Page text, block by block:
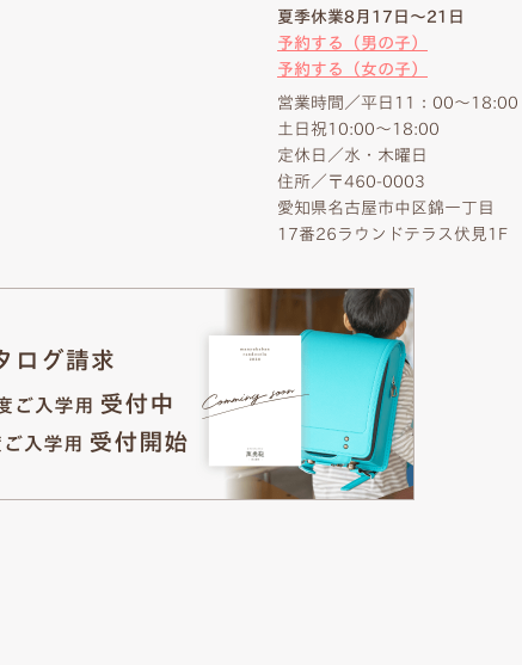
夏季休業8月17日～21日
予約する（男の子）
予約する（女の子）
営業時間／平日11：00～18:00
土日祝10:00～18:00
定休日／水・木曜日
住所／〒460-0003
愛知県名古屋市中区錦一丁目
17番26ラウンドテラス伏見1F